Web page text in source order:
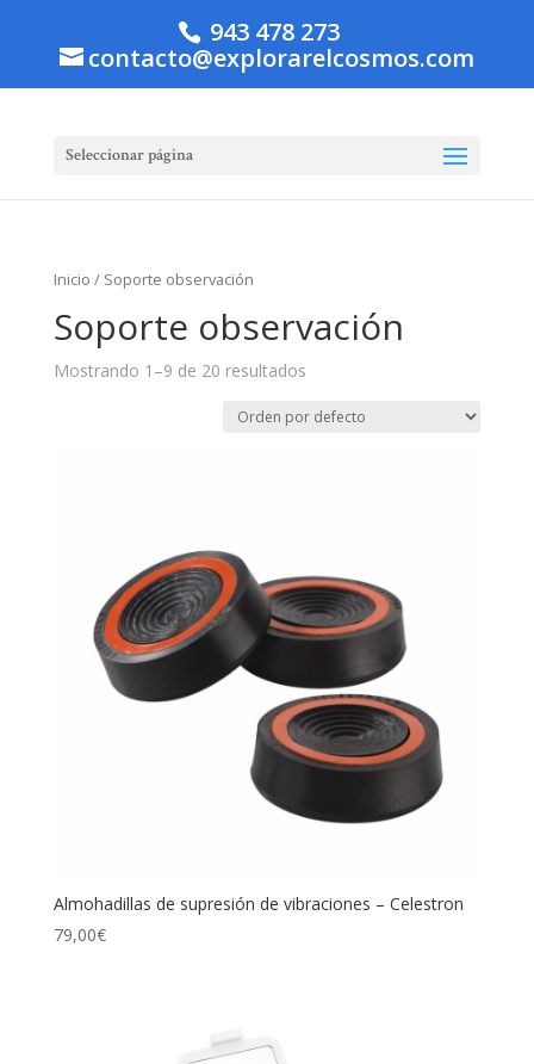
943 478 273
contacto@explorarelcosmos.com
Seleccionar página
Inicio / Soporte observación
Soporte observación
Mostrando 1–9 de 20 resultados
Almohadillas de supresión de vibraciones – Celestron
79,00€